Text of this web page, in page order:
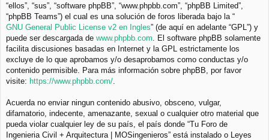
“ellos”, “sus”, “software phpBB”, “www.phpbb.com”, “phpBB Limited”,
“phpBB Teams”) el cual es una solución de foros liberada bajo la “
GNU General Public License v2 en Ingles” (de aquí en adelante “GPL”) y
puede ser descargada de www.phpbb.com . El software phpBB solamente
facilita discusiones basadas en Internet y la GPL estrictamente los
excluye de lo que aprobamos y/o desaprobamos como conductas y/o
contenido permisible. Para más información sobre phpBB, por favor
visite: https://www.phpbb.com/
Acuerda no enviar ningun contenido abusivo, obsceno, vulgar,
difamatorio, indecente, amenazante, sexual o cualquier otro material que
pueda violar cualquier ley de su país, el país donde “Tu Foro de
Ingenieria Civil + Arquitectura | MOSingenieros” está instalado o Leyes